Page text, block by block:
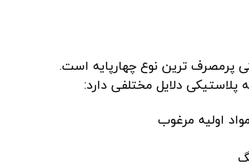
پرمصرف ترین نوع چهارپایه است.
پلاستیکی دلایل مختلفی دارد:
اولیه مرغوب